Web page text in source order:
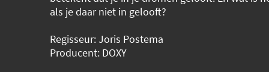
als je daar niet in gelooft?
Regisseur: Joris Postema
Producent: DOXY